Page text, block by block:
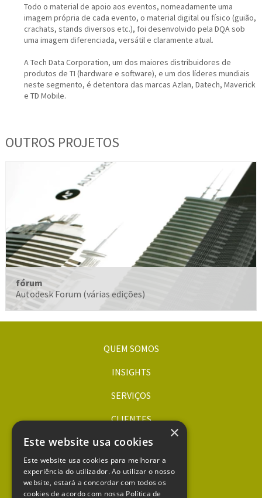
Todo o material de apoio aos eventos, nomeadamente uma
imagem própria de cada evento, o material digital ou físico (guião,
crachats, stands diversos etc.), foi desenvolvido pela DQA sob
uma imagem diferenciada, versátil e claramente atual.
A Tech Data Corporation, um dos maiores distribuidores de
produtos de TI (hardware e software), e um dos líderes mundiais
neste segmento, é detentora das marcas Azlan, Datech, Maverick
e TD Mobile.
OUTROS PROJETOS
fórum
Autodesk Forum (várias edições)
QUEM SOMOS
INSIGHTS
SERVIÇOS
CLIENTES
ORÇAMENTOS
CONTACTOS
dqa.pt
×
Este website usa cookies
Este website usa cookies para melhorar a
experiência do utilizador. Ao utilizar o nosso
website, estará a concordar com todos os
cookies de acordo com nossa Política de